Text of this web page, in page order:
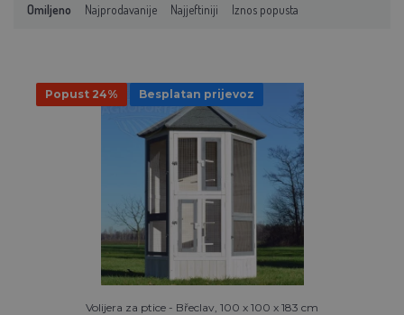
Omiljeno Najprodavanije Najjeftiniji Iznos popusta
Popust 24% Besplatan prijevoz
Volijera za ptice - Břeclav, 100 x 100 x 183 cm